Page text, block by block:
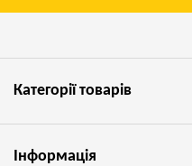
Категорії товарів
Інформація